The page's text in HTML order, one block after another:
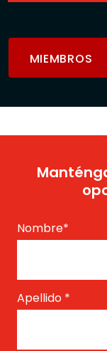
MIEMBROS
Nombre*
Apellido *